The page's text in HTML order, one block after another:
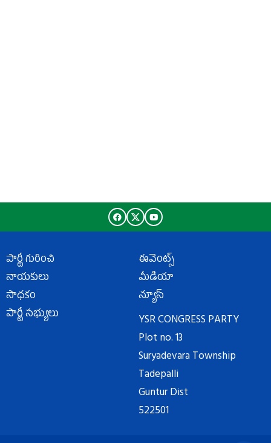
పార్టీ గురించి
నాయకులు
సాధకం
పార్టీ సభ్యులు
ఈవెంట్స్
మీడియా
న్యూస్
YSR CONGRESS PARTY
Plot no. 13
Suryadevara Township
Tadepalli
Guntur Dist
522501